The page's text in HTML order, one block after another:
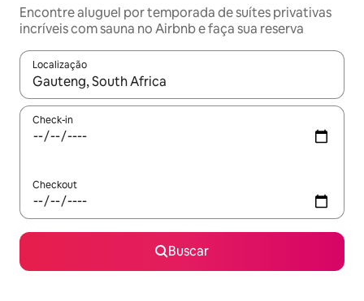
Encontre aluguel por temporada de suítes privativas
incríveis com sauna no Airbnb e faça sua reserva
Localização
Quando os resultados estiverem disponíveis, explore-os
Check-in
Checkout
Buscar